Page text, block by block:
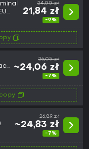
24,00 zł
21,84 zł
-9%
26,05 zł
~24,06 zł
-7%
copy
26,89 zł
~24,83 zł
-7%